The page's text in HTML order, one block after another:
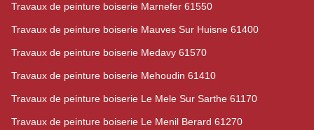
Travaux de peinture boiserie Marnefer 61550
Travaux de peinture boiserie Mauves Sur Huisne 61400
Travaux de peinture boiserie Medavy 61570
Travaux de peinture boiserie Mehoudin 61410
Travaux de peinture boiserie Le Mele Sur Sarthe 61170
Travaux de peinture boiserie Le Menil Berard 61270